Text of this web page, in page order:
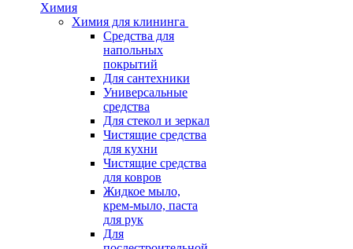
Химия
Химия для клининга
Средства для
напольных
покрытий
Для сантехники
Универсальные
средства
Для стекол и зеркал
Чистящие средства
для кухни
Чистящие средства
для ковров
Жидкое мыло,
крем-мыло, паста
для рук
Для